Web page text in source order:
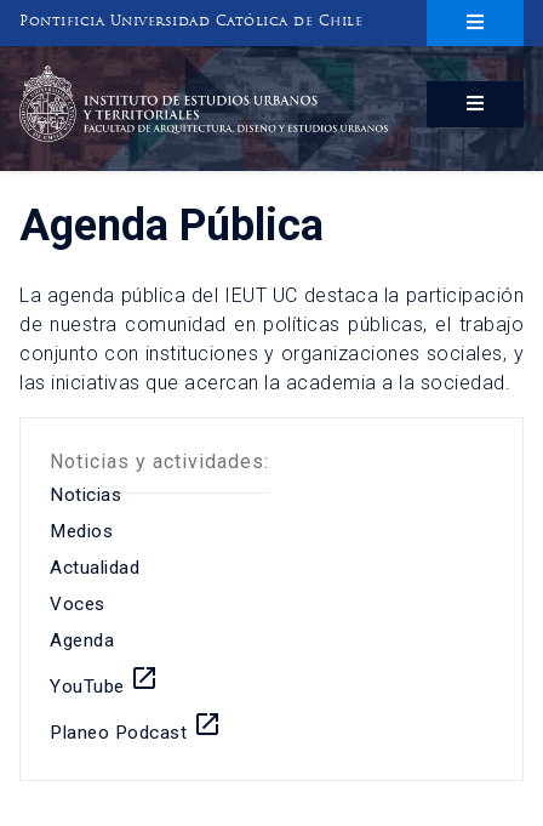
Pontificia Universidad Católica de Chile
INSTITUTO DE ESTUDIOS URBANOS
Y TERRITORIALES
FACULTAD DE ARQUITECTURA, DISEÑO Y ESTUDIOS URBANOS
Agenda Pública
La agenda pública del IEUT UC destaca la participación
de nuestra comunidad en políticas públicas, el trabajo
conjunto con instituciones y organizaciones sociales, y
las iniciativas que acercan la academia a la sociedad.
Noticias y actividades:
Noticias
Medios
Actualidad
Voces
Agenda
YouTube launch
Planeo Podcast launch